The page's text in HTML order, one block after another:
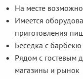
На месте
Имеется
приготовления
Беседка с барбекю
Рядом с гостевым
магазины и рынок